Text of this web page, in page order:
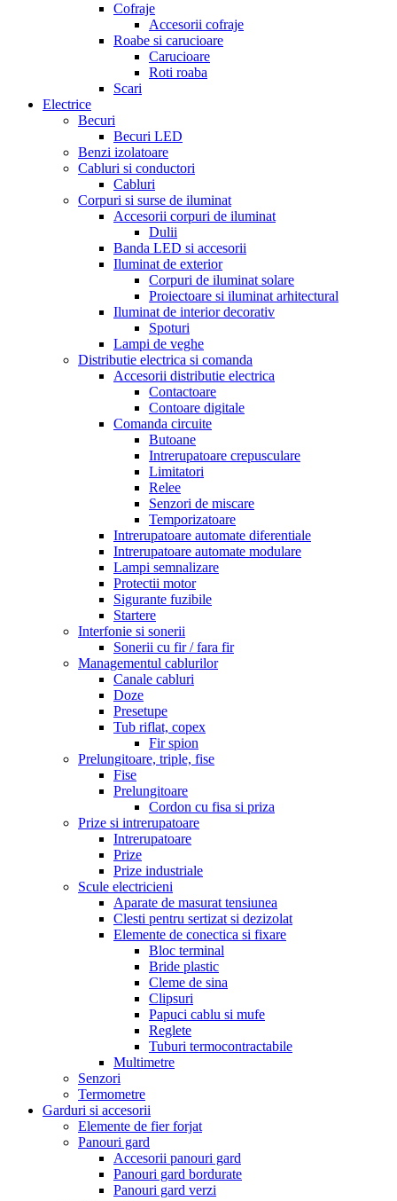
Cofraje
Accesorii cofraje
Roabe si carucioare
Carucioare
Roti roaba
Scari
Electrice
Becuri
Becuri LED
Benzi izolatoare
Cabluri si conductori
Cabluri
Corpuri si surse de iluminat
Accesorii corpuri de iluminat
Dulii
Banda LED si accesorii
Iluminat de exterior
Corpuri de iluminat solare
Proiectoare si iluminat arhitectural
Iluminat de interior decorativ
Spoturi
Lampi de veghe
Distributie electrica si comanda
Accesorii distributie electrica
Contactoare
Contoare digitale
Comanda circuite
Butoane
Intrerupatoare crepusculare
Limitatori
Relee
Senzori de miscare
Temporizatoare
Intrerupatoare automate diferentiale
Intrerupatoare automate modulare
Lampi semnalizare
Protectii motor
Sigurante fuzibile
Startere
Interfonie si sonerii
Sonerii cu fir / fara fir
Managementul cablurilor
Canale cabluri
Doze
Presetupe
Tub riflat, copex
Fir spion
Prelungitoare, triple, fise
Fise
Prelungitoare
Cordon cu fisa si priza
Prize si intrerupatoare
Intrerupatoare
Prize
Prize industriale
Scule electricieni
Aparate de masurat tensiunea
Clesti pentru sertizat si dezizolat
Elemente de conectica si fixare
Bloc terminal
Bride plastic
Cleme de sina
Clipsuri
Papuci cablu si mufe
Reglete
Tuburi termocontractabile
Multimetre
Senzori
Termometre
Garduri si accesorii
Elemente de fier forjat
Panouri gard
Accesorii panouri gard
Panouri gard bordurate
Panouri gard verzi